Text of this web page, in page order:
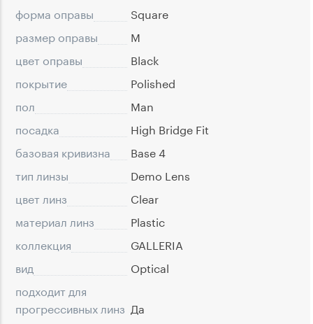
форма оправы
Square
размер оправы
M
цвет оправы
Black
покрытие
Polished
пол
Man
посадка
High Bridge Fit
базовая кривизна
Base 4
тип линзы
Demo Lens
цвет линз
Clear
материал линз
Plastic
коллекция
GALLERIA
вид
Optical
подходит для
прогрессивных линз Да